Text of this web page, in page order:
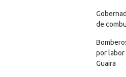
de
por labor
Guaira